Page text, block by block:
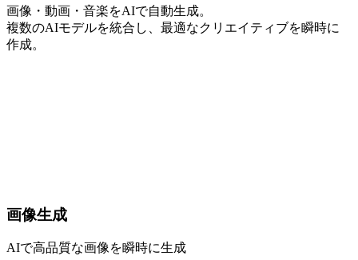
画像・動画・音楽をAIで自動生成。
複数のAIモデルを統合し、最適なクリエイティブを瞬時に
作成。
画像生成
AIで高品質な画像を瞬時に生成